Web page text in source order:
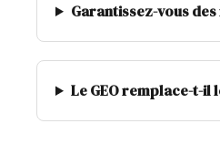
Garantissez-vous
Le GEO remplace-t-il